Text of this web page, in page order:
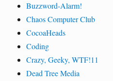
Buzzword-Alarm!
Chaos Computer Club
CocoaHeads
Coding
Crazy, Geeky, WTF!11
Dead Tree Media